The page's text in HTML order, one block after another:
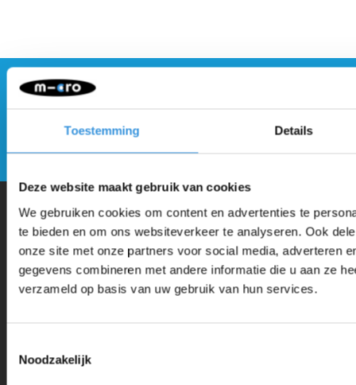
Toestemming Details
Deze website maakt gebruik van cookies
We gebruiken cookies om content en advertenties te
te bieden en om ons websiteverkeer te analyseren. Ook
onze site met onze partners voor social media, adverteren
gegevens combineren met andere informatie die u aan ze
verzameld op basis van uw gebruik van hun services.
Noodzakelijk
Blijf op de hoogte en schrijf je in voor onze
Waarom Micro Step?
Micro Mobility is de uitvinder van de compacte vouwstep en de
veiligheid en zeer duurzaam. Elk onderdeel is los te vervangen. Je